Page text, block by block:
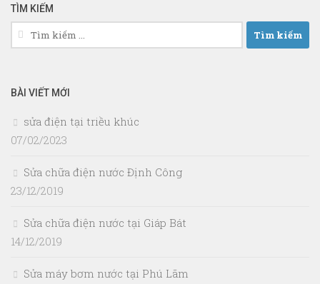
TÌM KIẾM
Tìm
kiếm
BÀI VIẾT MỚI
sửa điện tại triều khúc
07/02/2023
Sửa chữa điện nước Định Công
23/12/2019
Sửa chữa điện nước tại Giáp Bát
14/12/2019
Sửa máy bơm nước tại Phú Lãm